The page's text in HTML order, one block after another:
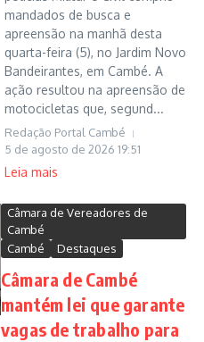
mandados de busca e
apreensão na manhã desta
quarta-feira (5), no Jardim Novo
Bandeirantes, em Cambé. A
ação resultou na apreensão de
motocicletas que, segund...
Redação Portal Cambé
5 de agosto de 2026 19:51
Leia mais
Câmara de Vereadores de
Cambé
Cambé
Destaques
Câmara de Cambé
mantém lei que garante
vagas de trabalho para